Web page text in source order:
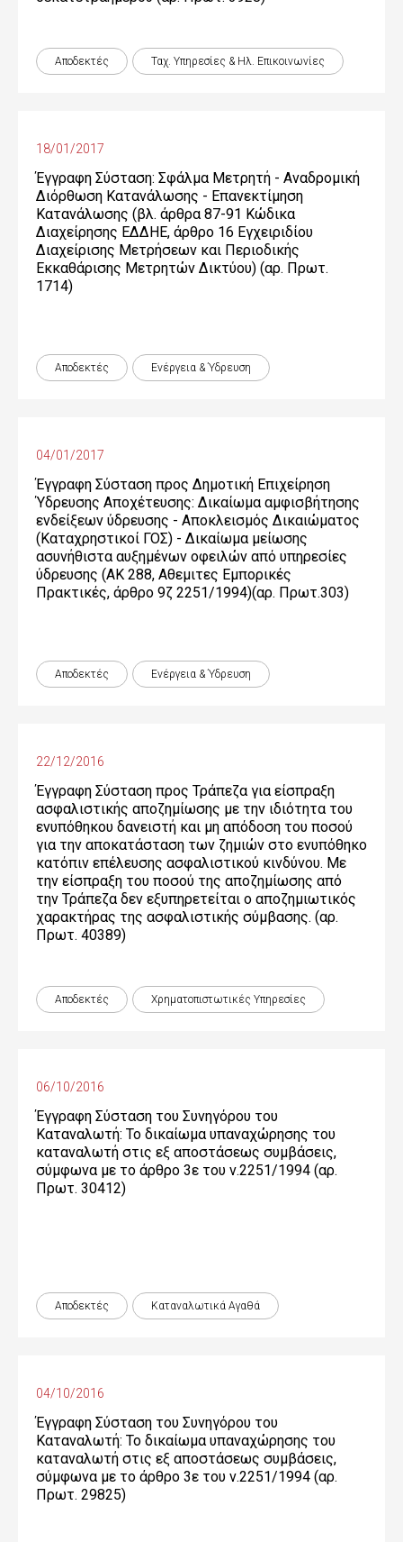
Αποδεκτές Ταχ. Υπηρεσίες & Ηλ. Επικοινωνίες
18/01/2017
Έγγραφη Σύσταση: Σφάλμα Μετρητή - Αναδρομική
Διόρθωση Κατανάλωσης - Επανεκτίμηση
Κατανάλωσης (βλ. άρθρα 87-91 Κώδικα
Διαχείρησης ΕΔΔΗΕ, άρθρο 16 Εγχειριδίου
Διαχείρισης Μετρήσεων και Περιοδικής
Εκκαθάρισης Μετρητών Δικτύου) (αρ. Πρωτ.
1714)
Αποδεκτές Ενέργεια & Ύδρευση
04/01/2017
Έγγραφη Σύσταση προς Δημοτική Επιχείρηση
Ύδρευσης Αποχέτευσης: Δικαίωμα αμφισβήτησης
ενδείξεων ύδρευσης - Αποκλεισμός Δικαιώματος
(Καταχρηστικοί ΓΟΣ) - Δικαίωμα μείωσης
ασυνήθιστα αυξημένων οφειλών από υπηρεσίες
ύδρευσης (ΑΚ 288, Αθεμιτες Εμπορικές
Πρακτικές, άρθρο 9ζ 2251/1994)(αρ. Πρωτ.303)
Αποδεκτές Ενέργεια & Ύδρευση
22/12/2016
Έγγραφη Σύσταση προς Τράπεζα για είσπραξη
ασφαλιστικής αποζημίωσης με την ιδιότητα του
ενυπόθηκου δανειστή και μη απόδοση του ποσού
για την αποκατάσταση των ζημιών στο ενυπόθηκο
κατόπιν επέλευσης ασφαλιστικού κινδύνου. Mε
την είσπραξη του ποσού της αποζημίωσης από
την Τράπεζα δεν εξυπηρετείται ο αποζημιωτικός
χαρακτήρας της ασφαλιστικής σύμβασης. (αρ.
Πρωτ. 40389)
Αποδεκτές Χρηματοπιστωτικές Yπηρεσίες
06/10/2016
Έγγραφη Σύσταση του Συνηγόρου του
Καταναλωτή: Το δικαίωμα υπαναχώρησης του
καταναλωτή στις εξ αποστάσεως συμβάσεις,
σύμφωνα με το άρθρο 3ε του ν.2251/1994 (αρ.
Πρωτ. 30412)
Αποδεκτές Καταναλωτικά Αγαθά
04/10/2016
Έγγραφη Σύσταση του Συνηγόρου του
Καταναλωτή: Το δικαίωμα υπαναχώρησης του
καταναλωτή στις εξ αποστάσεως συμβάσεις,
σύμφωνα με το άρθρο 3ε του ν.2251/1994 (αρ.
Πρωτ. 29825)